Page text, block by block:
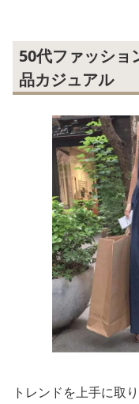
50代ファッショ
品カジュアル
トレンドを上手に取